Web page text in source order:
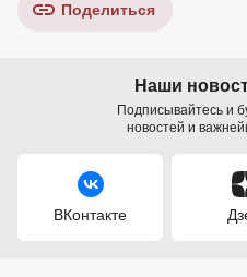
Поделиться
Наши
Подписывайтесь и
новостей и
ВКонтакте